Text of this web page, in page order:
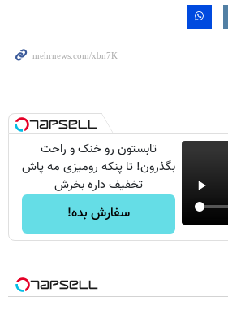
تابستون رو خنک و راحت
بگذرون! تا پنکه رومیزی مه پاش
تخفیف داره بخرش
سفارش بده!